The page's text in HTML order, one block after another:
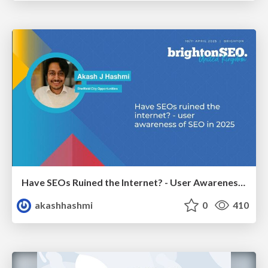
Have SEOs Ruined the Internet? - User Awareness of SEO in 2025
akashhashmi
0 410